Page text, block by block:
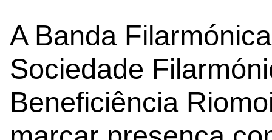
A Banda
Sociedade
Beneficiência